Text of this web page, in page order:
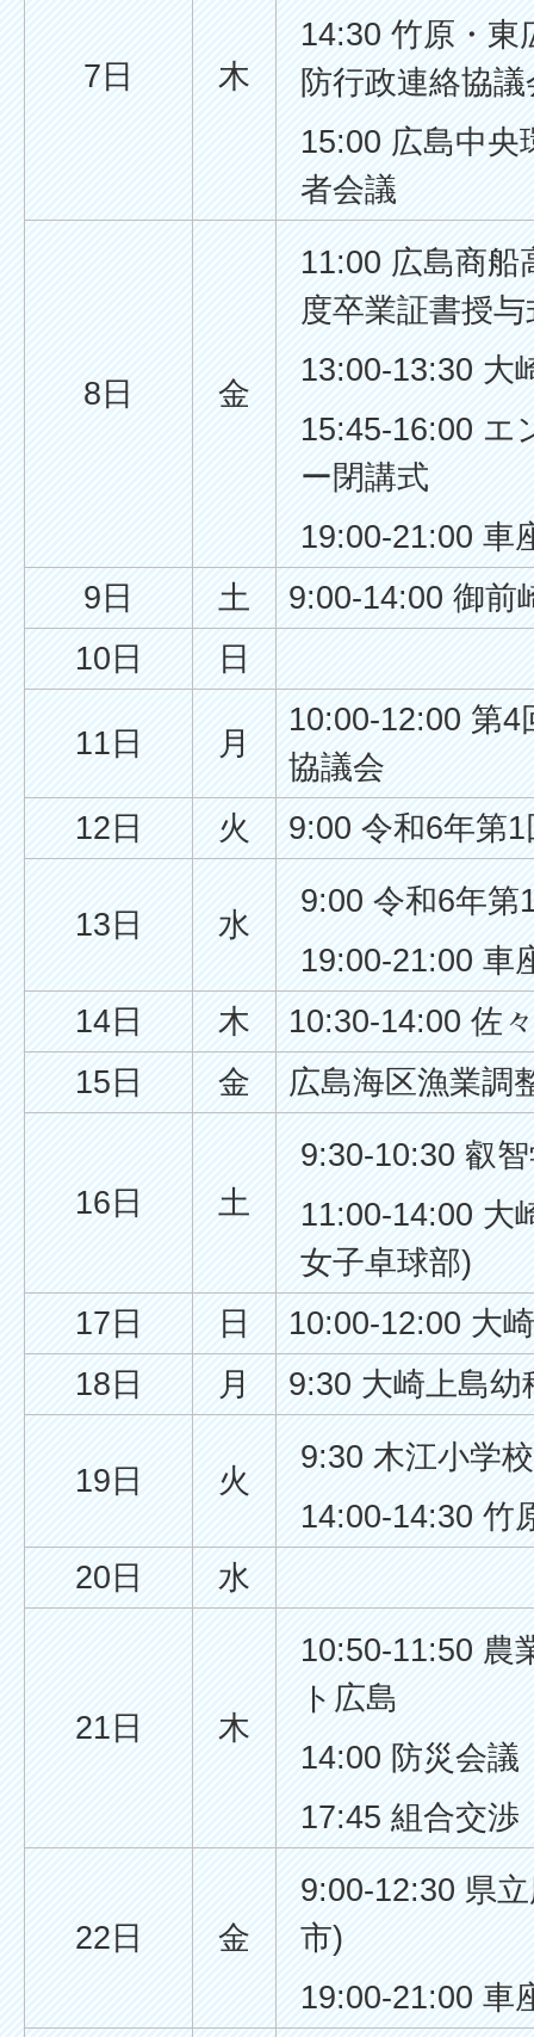
7日 木
14:30 竹原・東
防行政連絡協議
15:00 広島中央
者会議
8日 金
11:00 広島商船
度卒業証書授与
13:00-13:30 大
15:45-16:00 エ
ー閉講式
19:00-21:00 車
9日
土
9:00-14:00 御前
10日
日
11日 月
10:00-12:00 第4
協議会
12日
火 9:00 令和6年第
13日 水
9:00 令和6年第
19:00-21:00 車
14日
木
10:30-14:00 佐
15日
金 広島海区漁業調
16日 土
9:30-10:30 叡
11:00-14:00 大
女子卓球部)
17日
日
10:00-12:00 大
18日
月 9:30 大崎上島幼
19日 火
9:30 木江小学
14:00-14:30 竹
20日
水
21日 木
10:50-11:50 農
ト広島
14:00 防災会議
17:45 組合交渉
22日 金
9:00-12:30 県
市)
19:00-21:00 車